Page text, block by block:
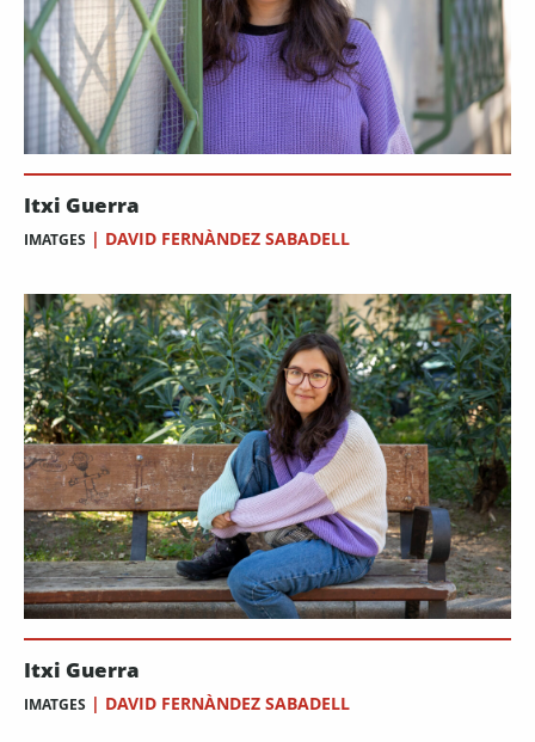
Itxi Guerra
IMATGES | DAVID FERNÀNDEZ SABADELL
Itxi Guerra
IMATGES | DAVID FERNÀNDEZ SABADELL